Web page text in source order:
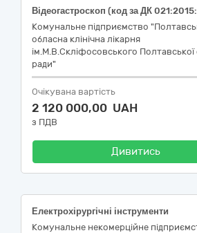
Комунальне підприємство
обласна клінічна лікарня
ім.М.В.Скліфосовського Полтавської
ради"
Очікувана вартість
2 120 000,00 UAH
з ПДВ
Дивитись
Електрохірургічні інструменти
Комунальне некомерційне